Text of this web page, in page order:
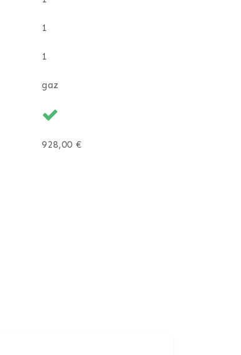
1
1
gaz
928,00 €